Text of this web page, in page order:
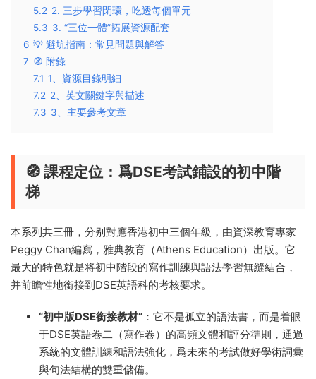
5.2 2. 三步學習閉環，吃透每個單元
5.3 3. “三位一體”拓展資源配套
6 💡 避坑指南：常見問題與解答
7 🧭 附錄
7.1 1、資源目錄明細
7.2 2、英文關鍵字與描述
7.3 3、主要參考文章
🧭 課程定位：爲DSE考試鋪設的初中階
梯
本系列共三冊，分别對應香港初中三個年級，由資深教育專家
Peggy Chan編寫，雅典教育（Athens Education）出版。它
最大的特色就是将初中階段的寫作訓練與語法學習無縫結合，
并前瞻性地銜接到DSE英語科的考核要求。
“初中版DSE銜接教材” ：它不是孤立的語法書，而是着眼
于DSE英語卷二（寫作卷）的高頻文體和評分準則，通過
系統的文體訓練和語法強化，爲未來的考試做好學術詞彙
與句法結構的雙重儲備。